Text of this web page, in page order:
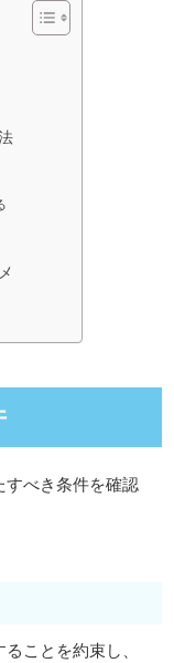
すべき条件を確認
ことを約束し、